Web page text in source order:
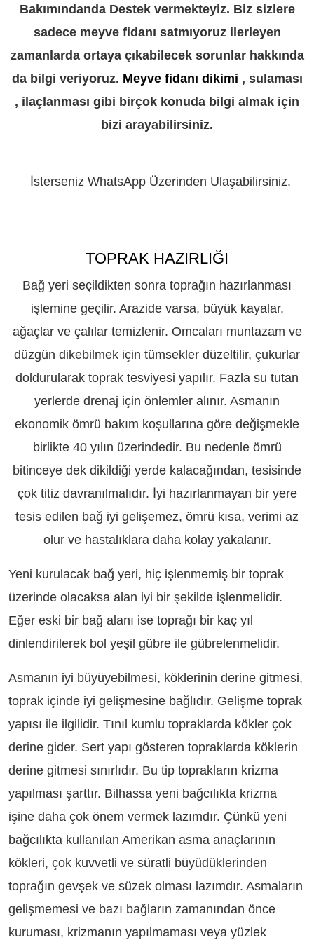
Bakımındanda Destek vermekteyiz. Biz sizlere
sadece meyve fidanı satmıyoruz ilerleyen
zamanlarda ortaya çıkabilecek sorunlar hakkında
da bilgi veriyoruz. Meyve fidanı dikimi , sulaması
, ilaçlanması gibi birçok konuda bilgi almak için
bizi arayabilirsiniz.
İsterseniz WhatsApp Üzerinden Ulaşabilirsiniz.
TOPRAK HAZIRLIĞI
Bağ yeri seçildikten sonra toprağın hazırlanması
işlemine geçilir. Arazide varsa, büyük kayalar,
ağaçlar ve çalılar temizlenir. Omcaları muntazam ve
düzgün dikebilmek için tümsekler düzeltilir, çukurlar
doldurularak toprak tesviyesi yapılır. Fazla su tutan
yerlerde drenaj için önlemler alınır. Asmanın
ekonomik ömrü bakım koşullarına göre değişmekle
birlikte 40 yılın üzerindedir. Bu nedenle ömrü
bitinceye dek dikildiği yerde kalacağından, tesisinde
çok titiz davranılmalıdır. İyi hazırlanmayan bir yere
tesis edilen bağ iyi gelişemez, ömrü kısa, verimi az
olur ve hastalıklara daha kolay yakalanır.
Yeni kurulacak bağ yeri, hiç işlenmemiş bir toprak
üzerinde olacaksa alan iyi bir şekilde işlenmelidir.
Eğer eski bir bağ alanı ise toprağı bir kaç yıl
dinlendirilerek bol yeşil gübre ile gübrelenmelidir.
Asmanın iyi büyüyebilmesi, köklerinin derine gitmesi,
toprak içinde iyi gelişmesine bağlıdır. Gelişme toprak
yapısı ile ilgilidir. Tınıl kumlu topraklarda kökler çok
derine gider. Sert yapı gösteren topraklarda köklerin
derine gitmesi sınırlıdır. Bu tip toprakların krizma
yapılması şarttır. Bilhassa yeni bağcılıkta krizma
işine daha çok önem vermek lazımdır. Çünkü yeni
bağcılıkta kullanılan Amerikan asma anaçlarının
kökleri, çok kuvvetli ve süratli büyüdüklerinden
toprağın gevşek ve süzek olması lazımdır. Asmaların
gelişmemesi ve bazı bağların zamanından önce
kuruması, krizmanın yapılmaması veya yüzlek